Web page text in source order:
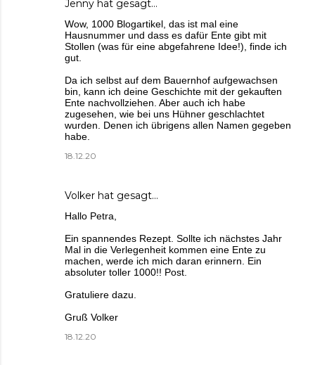
Jenny hat gesagt…
Wow, 1000 Blogartikel, das ist mal eine
Hausnummer und dass es dafür Ente gibt mit
Stollen (was für eine abgefahrene Idee!), finde ich
gut.
Da ich selbst auf dem Bauernhof aufgewachsen
bin, kann ich deine Geschichte mit der gekauften
Ente nachvollziehen. Aber auch ich habe
zugesehen, wie bei uns Hühner geschlachtet
wurden. Denen ich übrigens allen Namen gegeben
habe.
18.12.20
Volker hat gesagt…
Hallo Petra,
Ein spannendes Rezept. Sollte ich nächstes Jahr
Mal in die Verlegenheit kommen eine Ente zu
machen, werde ich mich daran erinnern. Ein
absoluter toller 1000!! Post.
Gratuliere dazu.
Gruß Volker
18.12.20